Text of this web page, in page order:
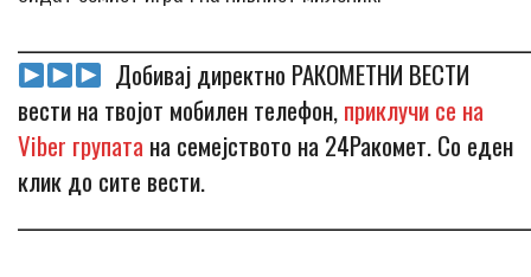
Добивај директно РАКОМЕТНИ ВЕСТИ
вести на твојот мобилен телефон,приклучи се на
Viber групата на семејството на 24Ракомет. Со еден
клик до сите вести.